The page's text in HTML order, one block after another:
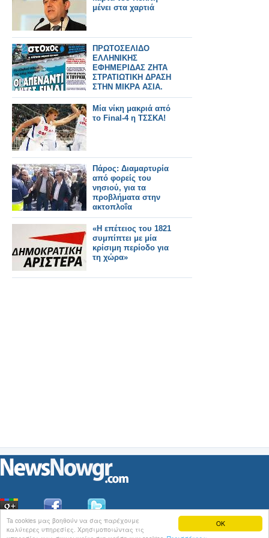
OK
Ta cookies μας βοηθούν να σας παρέχουμε
καλύτερες υπηρεσίες. Χρησιμοποιώντας τις
μένει στα χαρτιά
ΠΡΩΤΟΣΕΛΙΔΟ
ΕΛΛΗΝΙΚΗΣ
ΕΦΗΜΕΡΙΔΑΣ ΖΗΤΑ
ΣΤΡΑΤΙΩΤΙΚΗ ΔΡΑΣΗ
ΣΤΗΝ ΜΙΚΡΑ ΑΣΙΑ.
Μία νίκη μακριά από
το Final-4 η ΤΣΣΚΑ!
Πάρος: Διαμαρτυρία
από φορείς του
νησιού, για τα
προβλήματα στην
ακτοπλοΐα
«Η επέτειος του 1821
συμπίπτει με μία
κρίσιμη περίοδο για
τη χώρα»
ΟιΕιδήσεις του NewsNowgr.com στοiNews